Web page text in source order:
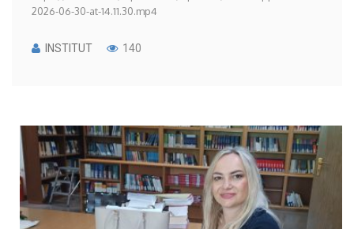
2026-06-30-at-14.11.30.mp4
INSTITUT 140